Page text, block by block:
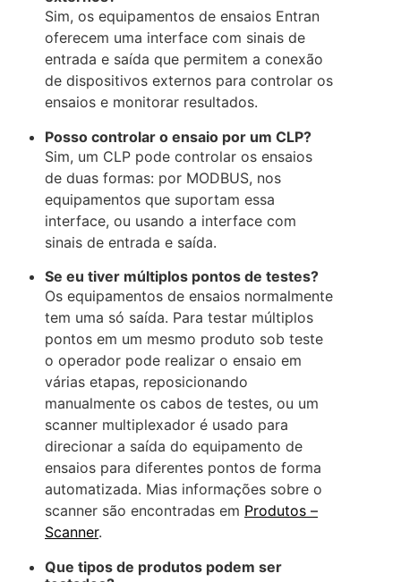
Sim, os equipamentos de ensaios Entran
oferecem uma interface com sinais de
entrada e saída que permitem a conexão
de dispositivos externos para controlar os
ensaios e monitorar resultados.
Posso controlar o ensaio por um CLP?
Sim, um CLP pode controlar os ensaios
de duas formas: por MODBUS, nos
equipamentos que suportam essa
interface, ou usando a interface com
sinais de entrada e saída.
Se eu tiver múltiplos pontos de testes?
Os equipamentos de ensaios normalmente
tem uma só saída. Para testar múltiplos
pontos em um mesmo produto sob teste
o operador pode realizar o ensaio em
várias etapas, reposicionando
manualmente os cabos de testes, ou um
scanner multiplexador é usado para
direcionar a saída do equipamento de
ensaios para diferentes pontos de forma
automatizada. Mias informações sobre o
scanner são encontradas em Produtos –
Scanner.
Que tipos de produtos podem ser